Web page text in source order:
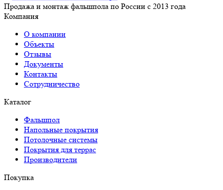
Продажа и монтаж фальшпола по России с 2013 года
Компания
О компании
Объекты
Отзывы
Документы
Контакты
Сотрудничество
Каталог
Фальшпол
Напольные покрытия
Потолочные системы
Покрытия для террас
Производители
Покупка